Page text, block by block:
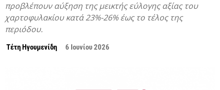
προβλέπουν αύξηση της μεικτής εύλογης αξίας του
χαρτοφυλακίου κατά 23%-26% έως το τέλος της
περιόδου.
Τέτη Ηγουμενίδη 6 Ιουνίου 2026